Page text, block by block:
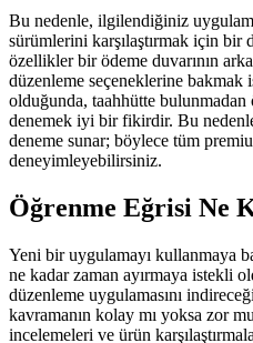
Bu nedenle, ilgilendiğiniz
sürümlerini karşılaştırmak için bir
özellikler bir ödeme duvarının
düzenleme seçeneklerine
olduğunda, taahhütte bulunmadan
denemek iyi bir fikirdir. Bu
deneme sunar; böylece tüm
deneyimleyebilirsiniz.
Öğrenme Eğrisi Ne
Yeni bir uygulamayı kullanmaya
ne kadar zaman ayırmaya istekli
düzenleme uygulamasını
kavramanın kolay mı yoksa zor
incelemeleri ve ürün